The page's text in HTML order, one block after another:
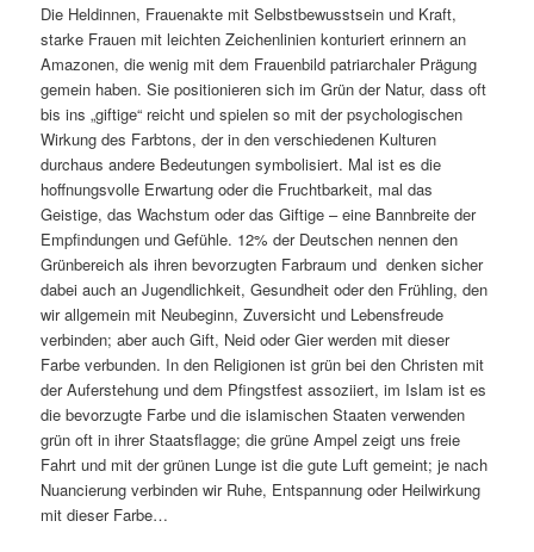
Die Heldinnen, Frauenakte mit Selbstbewusstsein und Kraft,
starke Frauen mit leichten Zeichenlinien konturiert erinnern an
Amazonen, die wenig mit dem Frauenbild patriarchaler Prägung
gemein haben. Sie positionieren sich im Grün der Natur, dass oft
bis ins „giftige“ reicht und spielen so mit der psychologischen
Wirkung des Farbtons, der in den verschiedenen Kulturen
durchaus andere Bedeutungen symbolisiert. Mal ist es die
hoffnungsvolle Erwartung oder die Fruchtbarkeit, mal das
Geistige, das Wachstum oder das Giftige – eine Bannbreite der
Empfindungen und Gefühle. 12% der Deutschen nennen den
Grünbereich als ihren bevorzugten Farbraum und denken sicher
dabei auch an Jugendlichkeit, Gesundheit oder den Frühling, den
wir allgemein mit Neubeginn, Zuversicht und Lebensfreude
verbinden; aber auch Gift, Neid oder Gier werden mit dieser
Farbe verbunden. In den Religionen ist grün bei den Christen mit
der Auferstehung und dem Pfingstfest assoziiert, im Islam ist es
die bevorzugte Farbe und die islamischen Staaten verwenden
grün oft in ihrer Staatsflagge; die grüne Ampel zeigt uns freie
Fahrt und mit der grünen Lunge ist die gute Luft gemeint; je nach
Nuancierung verbinden wir Ruhe, Entspannung oder Heilwirkung
mit dieser Farbe…